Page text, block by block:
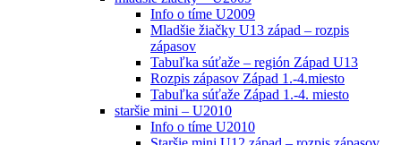
Info o tíme U2009
Mladšie žiačky U13 západ – rozpis
zápasov
Tabuľka súťaže – región Západ U13
Rozpis zápasov Západ 1.-4.miesto
Tabuľka súťaže Západ 1.-4. miesto
staršie mini – U2010
Info o tíme U2010